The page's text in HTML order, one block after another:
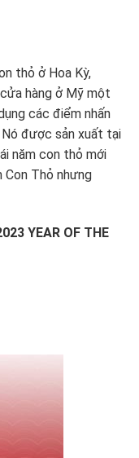
thỏ ở Hoa Kỳ,
hàng ở Mỹ một
các điểm nhấn
được sản xuất tại
năm con thỏ mới
Con Thỏ nhưng
YEAR OF THE